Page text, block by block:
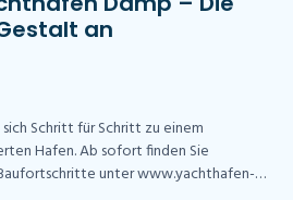
an
Schritt für Schritt zu einem
Hafen. Ab sofort finden Sie
unter www.yachthafen-